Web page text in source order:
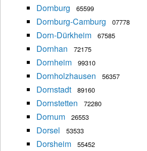
Dornburg 65599
Dornburg-Camburg 07778
Dorn-Dürkheim 67585
Dornhan 72175
Dornheim 99310
Dornholzhausen 56357
Dornstadt 89160
Dornstetten 72280
Dornum 26553
Dorsel 53533
Dorsheim 55452